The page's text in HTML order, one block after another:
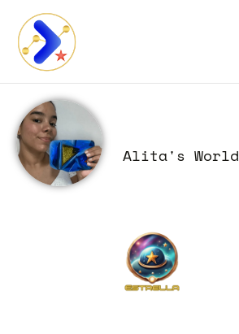
contenido
Alita's World